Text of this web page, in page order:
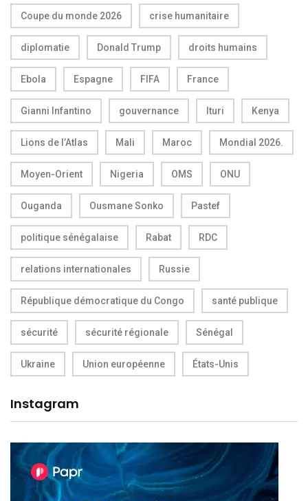
Coupe du monde 2026 crise humanitaire
diplomatie Donald Trump droits humains
Ebola Espagne FIFA France
Gianni Infantino gouvernance Ituri Kenya
Lions de l’Atlas Mali Maroc Mondial 2026.
Moyen-Orient Nigeria OMS ONU
Ouganda Ousmane Sonko Pastef
politique sénégalaise Rabat RDC
relations internationales Russie
République démocratique du Congo santé publique
sécurité sécurité régionale Sénégal
Ukraine Union européenne États-Unis
Instagram